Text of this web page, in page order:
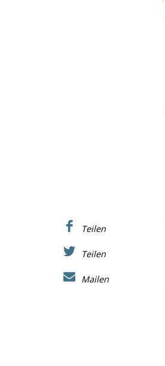
Teilen
Teilen
Mailen